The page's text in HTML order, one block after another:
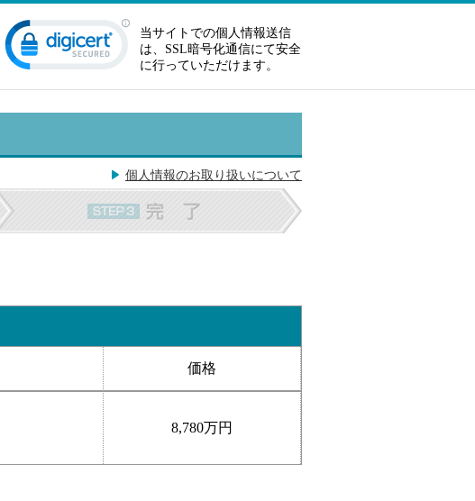
当サイトでの個人情報送信
は、SSL暗号化通信にて安全
に行っていただけます。
個人情報のお取り扱いについて
価格
8,780万円